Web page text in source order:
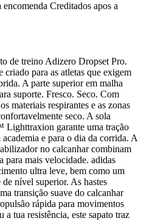
encomenda Creditados apos a
de treino Adizero Dropset Pro.
para as atletas que exigem
A parte superior em malha
suporte. Fresco. Seco. Com
materiais respirantes e as zonas
seco. A sola
garante uma tração
e para o dia da corrida. A
no calcanhar combinam
para mais velocidade. adidas
ultra leve, bem como um
nível superior. As hastes
transição suave do calcanhar
rápida para movimentos
a tua resistência, este sapato traz